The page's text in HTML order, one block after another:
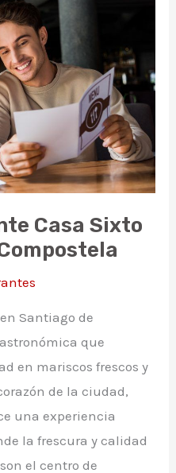
Casa Sixto
Santiago de
que
en mariscos frescos y
de la ciudad,
una experiencia
la frescura y calidad
el centro de